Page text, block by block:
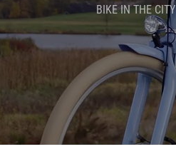
BIKE IN THE CITY